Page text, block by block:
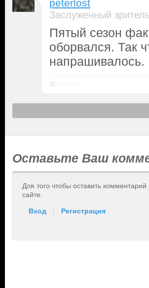
peterlost
Заслуженный
Пятый сезон
оборвался. Так
напрашивалось.
Оставьте Ваш
Для того чтобы оставить
сайте.
Вход | Регистрация